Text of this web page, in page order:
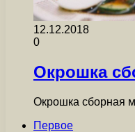
12.12.2018
0
Окрошка
Окрошка сборная
Первое